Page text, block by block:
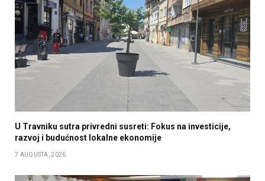
U Travniku sutra privredni susreti: Fokus na investicije,
razvoj i budućnost lokalne ekonomije
7 AUGUSTA, 2026